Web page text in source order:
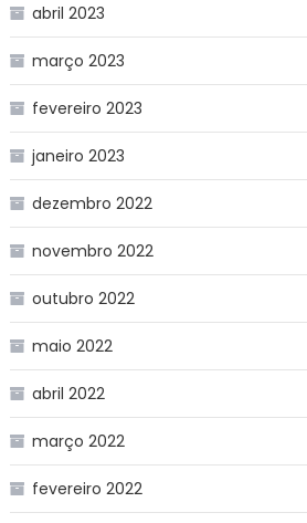
abril 2023
março 2023
fevereiro 2023
janeiro 2023
dezembro 2022
novembro 2022
outubro 2022
maio 2022
abril 2022
março 2022
fevereiro 2022